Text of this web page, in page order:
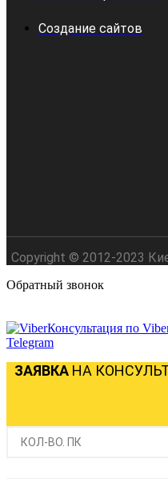
Создание сайтов
Copyright © 2012-2023
Обратный звонок
Консультация по
Telegram
ЗАЯВКА НА